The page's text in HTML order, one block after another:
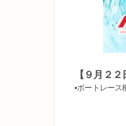
【９月２
▪ボートレー